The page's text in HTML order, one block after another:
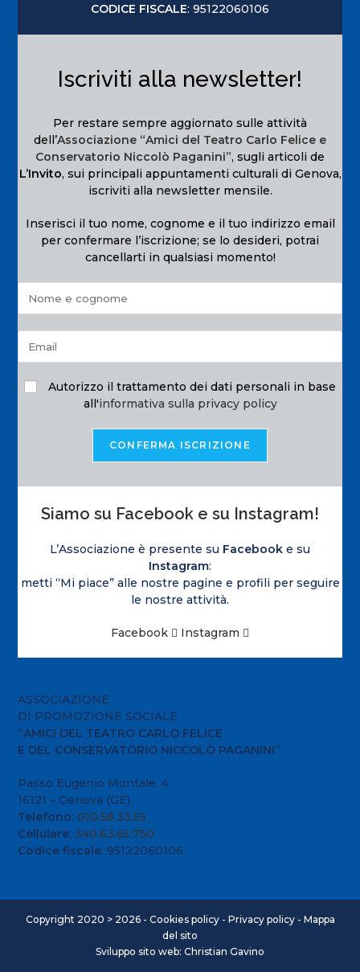
CODICE FISCALE: 95122060106
Iscriviti alla newsletter!
Per restare sempre aggiornato sulle attività
dell’Associazione “Amici del Teatro Carlo Felice e
Conservatorio Niccolò Paganini”, sugli articoli de
L’Invito, sui principali appuntamenti culturali di Genova,
iscriviti alla newsletter mensile.
Inserisci il tuo nome, cognome e il tuo indirizzo email
per confermare l’iscrizione; se lo desideri, potrai
cancellarti in qualsiasi momento!
Autorizzo il trattamento dei dati personali in base
all'informativa sulla privacy policy
Siamo su Facebook e su Instagram!
L’Associazione è presente su Facebook e su
Instagram:
metti “Mi piace” alle nostre pagine e profili per seguire
le nostre attività.
Facebook Instagram
ASSOCIAZIONE
DI PROMOZIONE SOCIALE
“AMICI DEL TEATRO CARLO FELICE
E DEL CONSERVATORIO NICCOLÒ PAGANINI”
Passo Eugenio Montale, 4
16121 – Genova (GE)
Telefono:010.58.33.55
Cellulare:340.63.65.750
Codice fiscale: 95122060106
Copyright 2020 > 2026 - Cookies policy- Privacy policy- Mappa
del sito
Sviluppo sito web: Christian Gavino